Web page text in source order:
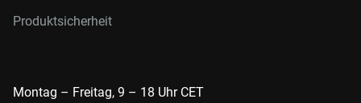
Produktsicherheit
Montag – Freitag, 9 – 18 Uhr CET